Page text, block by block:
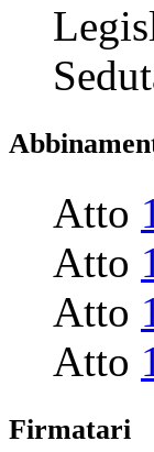
Atto
Atto
Atto
Atto
Firmatari